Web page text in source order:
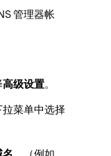
管理器帐
高级设置。
拉菜单中选择
名。（例如，